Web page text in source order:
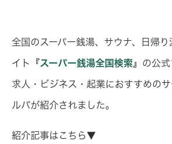
全国のスーパー銭湯、サウナ、日帰
イト『スーパー銭湯全国検索 』の公
求人・ビジネス・起業におすすめの
ルバが紹介されました。
紹介記事はこちら▼